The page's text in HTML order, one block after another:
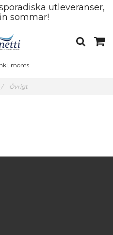
utleveranser,
sommar!
moms
/ Övrigt